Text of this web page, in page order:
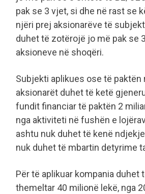
pak se 3 vjet, si dhe në rast se
njëri prej aksionarëve të
duhet të zotërojë jo më pak se
aksioneve në shoqëri.
Subjekti aplikues ose të paktën
aksionarët duhet të ketë
fundit financiar të paktën 2
nga aktiviteti në fushën e
ashtu nuk duhet të kenë
nuk duhet të mbartin detyrime
Për të aplikuar kompania duhet
themeltar 40 milionë lekë, nga